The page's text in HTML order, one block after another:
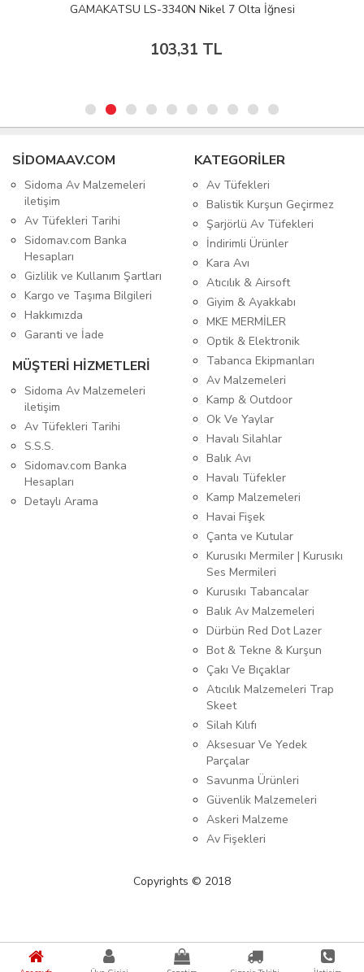
GAMAKATSU LS-3340N Nikel 7 Olta İğnesi
103,31 TL
SIDOMAAV.COM
Sidoma Av Malzemeleri
iletişim
Av Tüfekleri Tarihi
Sidomav.com Banka
Hesapları
Gizlilik ve Kullanım Şartları
Kargo ve Taşıma Bilgileri
Hakkımızda
Garanti ve İade
MÜŞTERİ HİZMETLERİ
Sidoma Av Malzemeleri
iletişim
Av Tüfekleri Tarihi
S.S.S.
Sidomav.com Banka
Hesapları
Detaylı Arama
KATEGORİLER
Av Tüfekleri
Balistik Kurşun Geçirmez
Şarjörlü Av Tüfekleri
İndirimli Ürünler
Kara Avı
Atıcılık & Airsoft
Giyim & Ayakkabı
MKE MERMİLER
Optik & Elektronik
Tabanca Ekipmanları
Av Malzemeleri
Kamp & Outdoor
Ok Ve Yaylar
Havalı Silahlar
Balık Avı
Havalı Tüfekler
Kamp Malzemeleri
Havai Fişek
Çanta ve Kutular
Kurusıkı Mermiler | Kurusıkı
Ses Mermileri
Kurusıkı Tabancalar
Balık Av Malzemeleri
Dürbün Red Dot Lazer
Bot & Tekne & Kurşun
Çakı Ve Bıçaklar
Atıcılık Malzemeleri Trap
Skeet
Silah Kılıfı
Aksesuar Ve Yedek
Parçalar
Savunma Ürünleri
Güvenlik Malzemeleri
Askeri Malzeme
Av Fişekleri
Copyrights © 2018
{%kategori_metaDescription%} {%KATEGORI_ADI%}